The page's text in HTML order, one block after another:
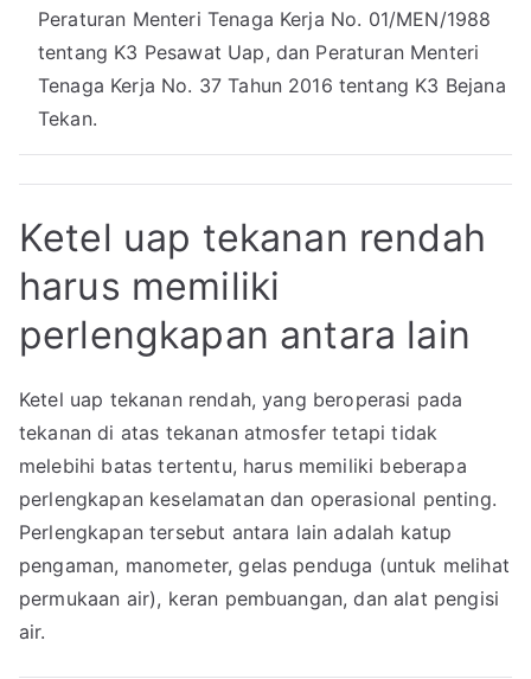
Peraturan Menteri Tenaga Kerja No. 01/MEN/1988
tentang K3 Pesawat Uap, dan Peraturan Menteri
Tenaga Kerja No. 37 Tahun 2016 tentang K3 Bejana
Tekan.
Ketel uap tekanan rendah
harus memiliki
perlengkapan antara lain
Ketel uap tekanan rendah, yang beroperasi pada
tekanan di atas tekanan atmosfer tetapi tidak
melebihi batas tertentu, harus memiliki beberapa
perlengkapan keselamatan dan operasional penting.
Perlengkapan tersebut antara lain adalah katup
pengaman, manometer, gelas penduga (untuk melihat
permukaan air), keran pembuangan, dan alat pengisi
air.